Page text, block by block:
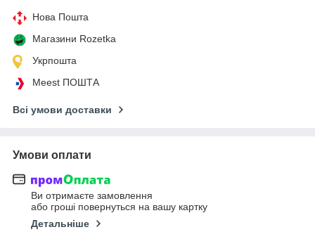
Нова Пошта
Магазини Rozetka
Укрпошта
Meest ПОШТА
Всі умови доставки
Умови оплати
Ви отримаєте замовлення
або гроші повернуться на вашу картку
Детальніше